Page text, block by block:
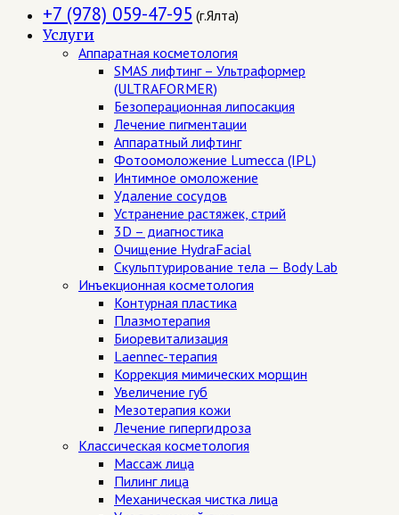
+7 (978) 059-47-95 (г.Ялта)
Услуги
Аппаратная косметология
SMAS лифтинг – Ультраформер
(ULTRAFORMER)
Безоперационная липосакция
Лечение пигментации
Аппаратный лифтинг
Фотоомоложение Lumecca (IPL)
Интимное омоложение
Удаление сосудов
Устранение растяжек, стрий
3D – диагностика
Очищение HydraFacial
Скульптурирование тела — Body Lab
Инъекционная косметология
Контурная пластика
Плазмотерапия
Биоревитализация
Laennec-терапия
Коррекция мимических морщин
Увеличение губ
Мезотерапия кожи
Лечение гипергидроза
Классическая косметология
Массаж лица
Пилинг лица
Механическая чистка лица